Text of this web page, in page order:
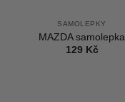
SAMOLEPKY
MAZDA samolepka
129 Kč